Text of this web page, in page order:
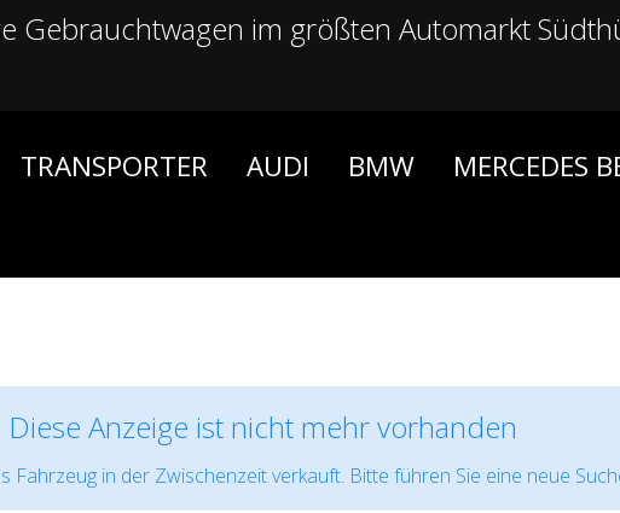
Gebrauchtwagen im größten Automarkt
TRANSPORTER AUDI BMW MERCEDES
Diese Anzeige ist nicht mehr vorhanden
Fahrzeug in der Zwischenzeit verkauft. Bitte führen Sie eine neue